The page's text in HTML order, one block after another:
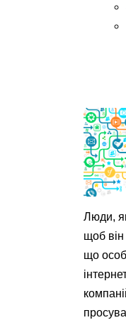
Люди,
щоб
що